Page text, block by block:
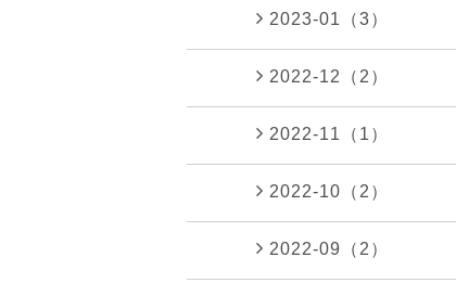
2023-01（3）
2022-12（2）
2022-11（1）
2022-10（2）
2022-09（2）